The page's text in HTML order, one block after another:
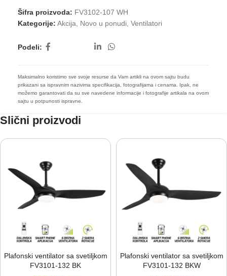
Šifra proizvoda: FV3102-107 WH
Kategorije: Akcija Novo u ponudi Ventilatori
Podeli:
Maksimalno koristimo sve svoje resurse da Vam artikli na ovom sajtu budu
prikazani sa ispravnim nazivima specifikacija, fotografijama i cenama. Ipak, ne
možemo garantovati da su sve navedene informacije i fotografije artikala na ovom
sajtu u potpunosti ispravne.
Slični proizvodi
Plafonski ventilator sa svetiljkom
FV3101-⁠132 BK
Plafonski ventilator sa svetiljkom
FV3101-⁠132 BKW